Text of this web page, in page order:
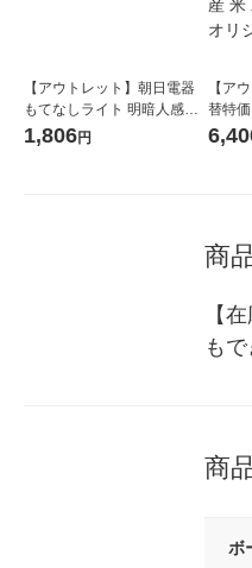
【アウトレット】朝日電器
もてなしライト 明暗人感セ
ンサーライト ドア用 HLH-2
1,806円
【ア
替特
か 無
商
【
も
商
ボ